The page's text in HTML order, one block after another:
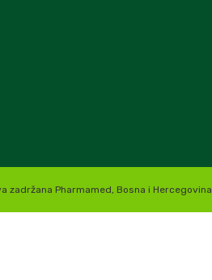
zadržana Pharmamed, Bosna i Hercegovina